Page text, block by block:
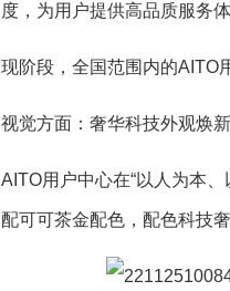
度，为用户提供高品质服务体
现阶段，全国范围内的AITO
视觉方面：奢华科技外观焕新
AITO用户中心在“以人为本
配可可茶金配色，配色科技